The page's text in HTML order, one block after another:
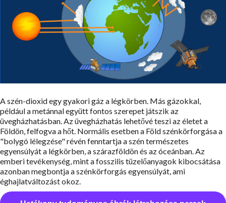
A szén-dioxid egy gyakori gáz a légkörben. Más gázokkal,
például a metánnal együtt fontos szerepet játszik az
üvegházhatásban. Az üvegházhatás lehetővé teszi az életet a
Földön, felfogva a hőt. Normális esetben a Föld szénkörforgása a
"bolygó lélegzése" révén fenntartja a szén természetes
egyensúlyát a légkörben, a szárazföldön és az óceánban. Az
emberi tevékenység, mint a fosszilis tüzelőanyagok kibocsátása
azonban megbontja a szénkörforgás egyensúlyát, ami
éghajlatváltozást okoz.